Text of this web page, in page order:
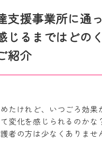
支援事業所に通
じるまではどの
紹介
めたけれど、いつごろ効果
て変化を感じられるのか
者の方は少なくありませ